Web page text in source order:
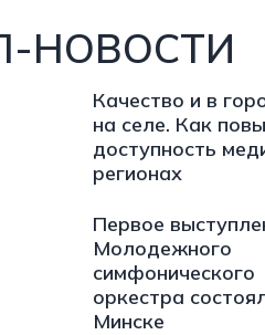
НОВОСТИ
Качество и в
на селе. Как
доступность
регионах
Первое
Молодежного
симфонического
оркестра
Минске